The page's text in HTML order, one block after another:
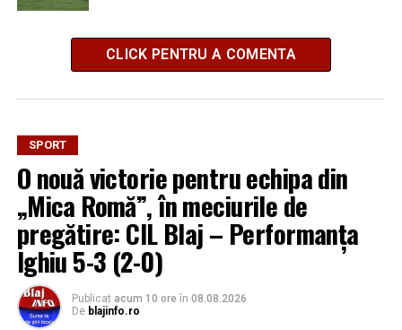
CLICK PENTRU A COMENTA
SPORT
O nouă victorie pentru echipa din
„Mica Romă”, în meciurile de
pregătire: CIL Blaj – Performanța
Ighiu 5-3 (2-0)
Publicat acum 10 ore în 08.08.2026
De blajinfo.ro